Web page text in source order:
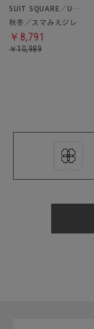
SUIT SQUARE／UNIVERSAL LANGUAGE
秋冬／スマみえジレ
￥8,791
￥10,989